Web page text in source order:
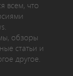
всем, что
обзоры
статьи и
другое.